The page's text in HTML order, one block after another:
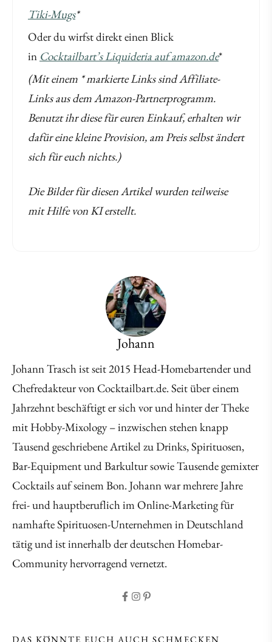
Tiki-Mugs*
Oder du wirfst direkt einen Blick
in Cocktailbart’s Liquideria auf amazon.de*
(Mit einem * markierte Links sind Affiliate-
Links aus dem Amazon-Partnerprogramm.
Benutzt ihr diese für euren Einkauf, erhalten wir
dafür eine kleine Provision, am Preis selbst ändert
sich für euch nichts.)
Die Bilder für diesen Artikel wurden teilweise
mit Hilfe von KI erstellt.
Johann
Johann Trasch ist seit 2015 Head-Homebartender und
Chefredakteur von Cocktailbart.de. Seit über einem
Jahrzehnt beschäftigt er sich vor und hinter der Theke
mit Hobby-Mixology – inzwischen stehen knapp
Tausend geschriebene Artikel zu Drinks, Spirituosen,
Bar-Equipment und Barkultur sowie Tausende gemixter
Cocktails auf seinem Bon. Johann war mehrere Jahre
frei- und hauptberuflich im Online-Marketing für
namhafte Spirituosen-Unternehmen in Deutschland
tätig und ist innerhalb der deutschen Homebar-
Community hervorragend vernetzt.
DAS KÖNNTE EUCH AUCH SCHMECKEN